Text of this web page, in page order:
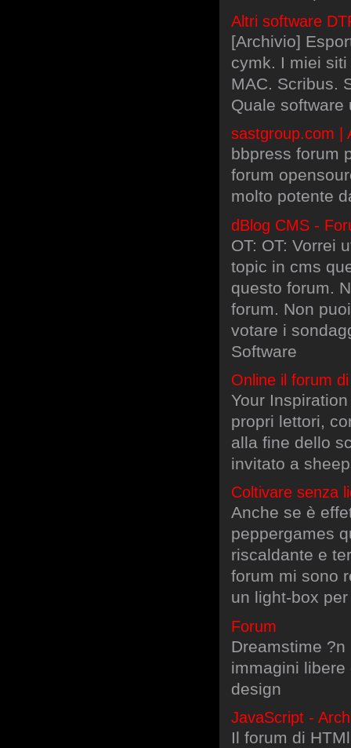
Altri software
[Archivio]
cymk. I miei
MAC. Scribus.
Quale software
sastgroup.com |
bbpress forum
forum
molto potente
dBlog CMS -
OT: OT: Vorrei
topic in cms
questo forum.
forum. Non
votare i
Software
Online il forum
Your
propri lettori,
alla fine dello
invitato a
Coltivare senza
Anche se è
peppergames
riscaldante e
forum mi sono
un light-box
Forum
Dreamstime
immagini
design
JavaScript -
Il forum di